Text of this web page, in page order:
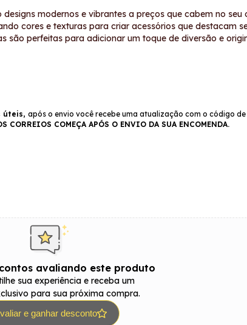
modernos e vibrantes a preços que cabem no
cores e texturas para criar acessórios que destacam
são perfeitas para adicionar um toque de diversão e
úteis, após o envio você recebe uma atualização com o código
CORREIOS COMEÇA APÓS O ENVIO DA SUA ENCOMENDA.
avaliando este produto
sua experiência e receba um
para sua próxima compra.
e ganhar desconto